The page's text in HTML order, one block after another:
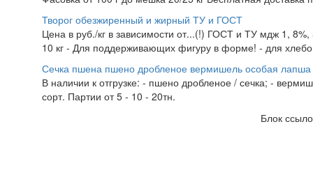
Творог обезжиренный и жирный ТУ и ГОСТ
Цена в руб./кг в зависимости от...(!) ГОСТ и ТУ мдж 1,
10 кг - Для поддерживающих фигуру в форме! - для
Сечка пшена пшено дробленое вермишель особая лапша
В наличии к отгрузке: - пшено дробленое / сечка; -
сорт. Партии от 5 - 10 - 20тн.
Блок